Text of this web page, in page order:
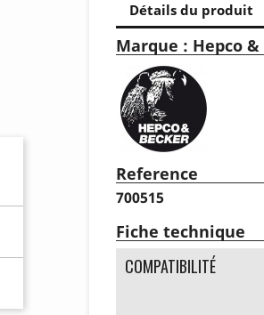
Détails du produit
Marque : Hepco
Reference
700515
Fiche technique
COMPATIBILITÉ